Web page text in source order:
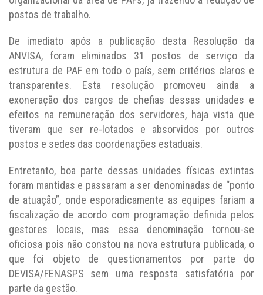
postos de trabalho.
De imediato após a publicação desta Resolução da
ANVISA, foram eliminados 31 postos de serviço da
estrutura de PAF em todo o país, sem critérios claros e
transparentes. Esta resolução promoveu ainda a
exoneração dos cargos de chefias dessas unidades e
efeitos na remuneração dos servidores, haja vista que
tiveram que ser re-lotados e absorvidos por outros
postos e sedes das coordenações estaduais.
Entretanto, boa parte dessas unidades físicas extintas
foram mantidas e passaram a ser denominadas de “ponto
de atuação”, onde esporadicamente as equipes fariam a
fiscalização de acordo com programação definida pelos
gestores locais, mas essa denominação tornou-se
oficiosa pois não constou na nova estrutura publicada, o
que foi objeto de questionamentos por parte do
DEVISA/FENASPS sem uma resposta satisfatória por
parte da gestão.